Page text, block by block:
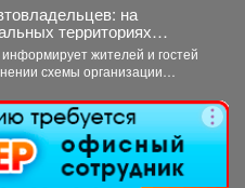
на
территориях
муниципального
ограничения стоянки.
жителей и гостей
схемы организации